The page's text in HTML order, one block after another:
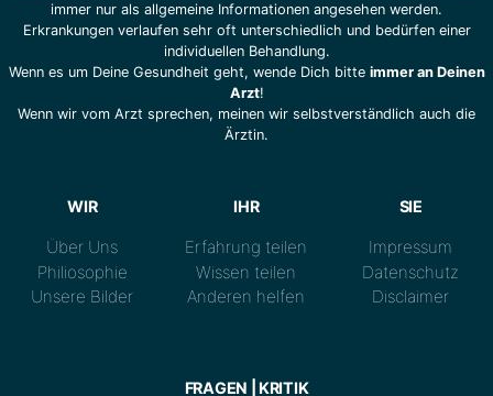
immer nur als allgemeine Informationen angesehen werden.
Erkrankungen verlaufen sehr oft unterschiedlich und bedürfen einer
individuellen Behandlung.
Wenn es um Deine Gesundheit geht, wende Dich bitte immer an Deinen
Arzt!
Wenn wir vom Arzt sprechen, meinen wir selbstverständlich auch die
Ärztin.
WIR
Über Uns
Philiosophie
Unsere Bilder
IHR
Erfahrung teilen
Wissen teilen
Anderen helfen
SIE
Impressum
Datenschutz
Disclaimer
FRAGEN | KRITIK